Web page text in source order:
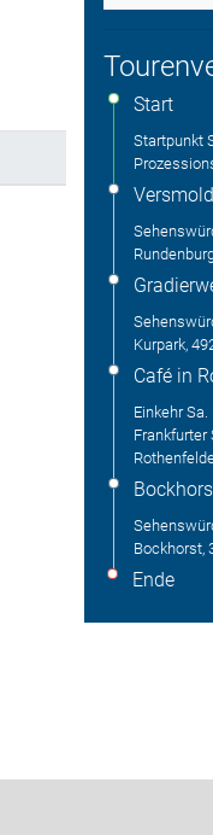
Start
Startpunkt
Kurpark,
Café in
Einkehr Sa.
Frankfurter
Bockhorst,
Ende